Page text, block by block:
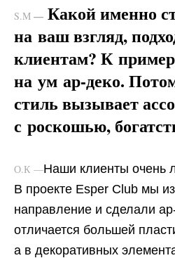
S.M — Какой именно
на ваш взгляд,
клиентам? К
на ум ар-деко.
стиль вызывает
с роскошью,
О.К —Наши клиенты очень
В проекте Esper Club мы
направление и сделали
отличается большей
а в декоративных